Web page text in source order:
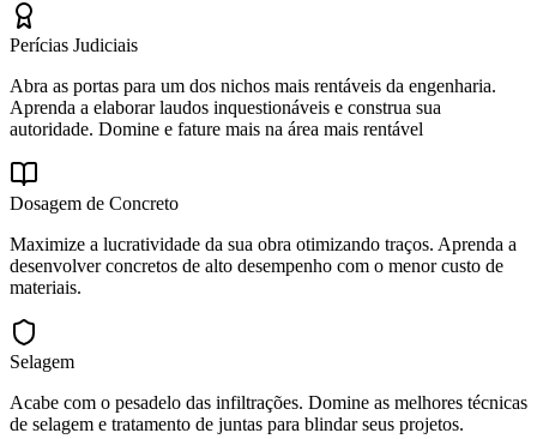
Perícias Judiciais
Abra as portas para um dos nichos mais rentáveis da engenharia.
Aprenda a elaborar laudos inquestionáveis e construa sua
autoridade. Domine e fature mais na área mais rentável
Dosagem de Concreto
Maximize a lucratividade da sua obra otimizando traços. Aprenda a
desenvolver concretos de alto desempenho com o menor custo de
materiais.
Selagem
Acabe com o pesadelo das infiltrações. Domine as melhores técnicas
de selagem e tratamento de juntas para blindar seus projetos.